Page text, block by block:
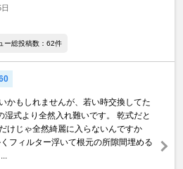
ー総投稿数：62件
かもしれませんが、若い時交換してた
湿式より全然入れ難いです。 乾式だと
けじゃ全然綺麗に入らないんですか
フィルター浮いて根元の所隙間埋める